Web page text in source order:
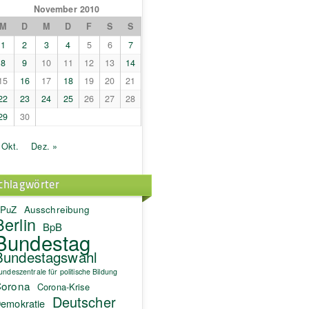
November 2010
M
D M D F S
S
1
2 3 4 5 6
7
8
9 10 11 12 13
14
16 17 18 19 20
21
23 24 25 26 27
28
30
Dez. »
Ausschreibung
BpB
für politische Bildung
Corona-Krise
Deutscher